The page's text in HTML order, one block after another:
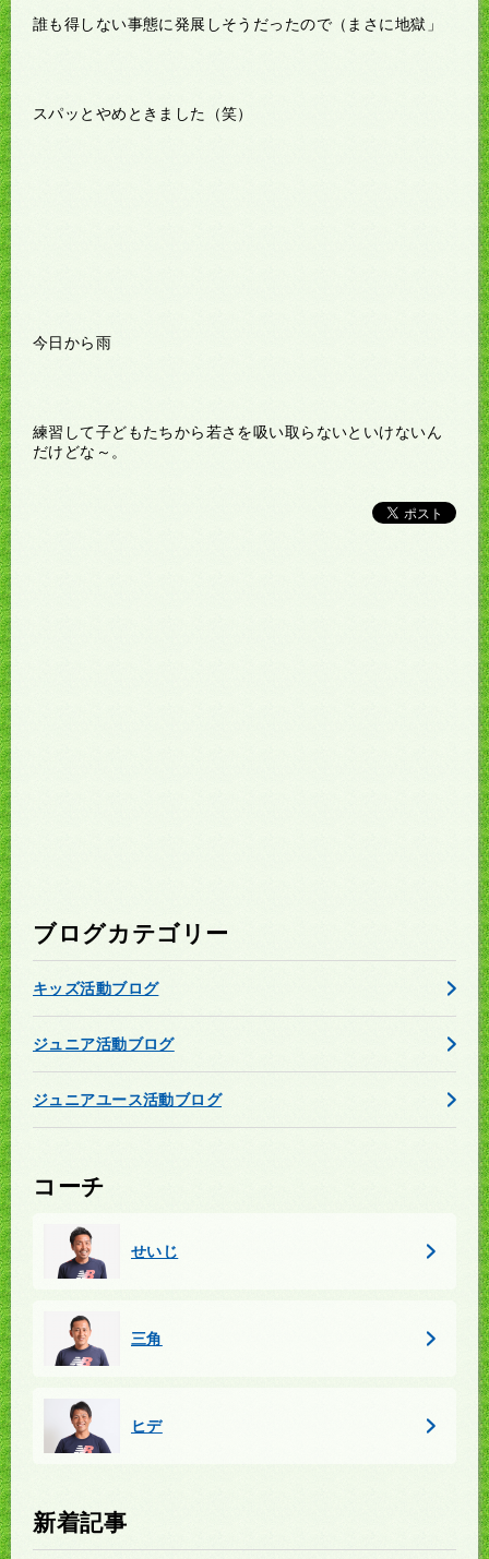
誰も得しない事態に発展しそうだったので（まさに地獄」
スパッとやめときました（笑）
今日から雨
練習して子どもたちから若さを吸い取らないといけないん
だけどな～。
ブログカテゴリー
キッズ活動ブログ
ジュニア活動ブログ
ジュニアユース活動ブログ
コーチ
せいじ
三角
ヒデ
新着記事